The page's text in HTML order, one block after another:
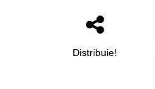
Distribuie!